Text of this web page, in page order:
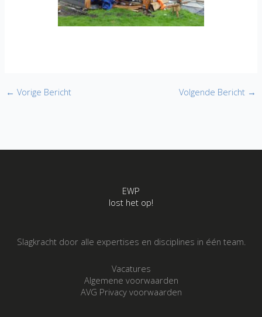
← Vorige Bericht Volgende Bericht →
EWP
lost het op!
Slagkracht door alle expertises en disciplines in één team.
Vacatures
Algemene voorwaarden
AVG Privacy voorwaarden